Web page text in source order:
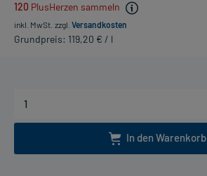
120 PlusHerzen sammeln
inkl. MwSt. zzgl. Versandkosten
Grundpreis: 119,20 € / l
In den Warenkorb